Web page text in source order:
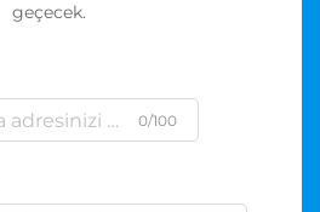
geçecek.
0/100